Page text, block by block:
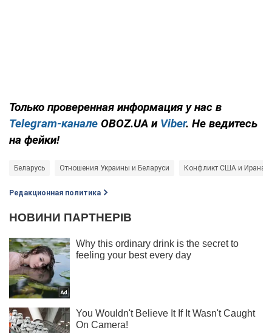
Только проверенная информация у нас в
Telegram-канале OBOZ.UA и Viber. Не ведитесь
на фейки!
Беларусь Отношения Украины и Беларуси Конфликт США и Ирана
Редакционная политика